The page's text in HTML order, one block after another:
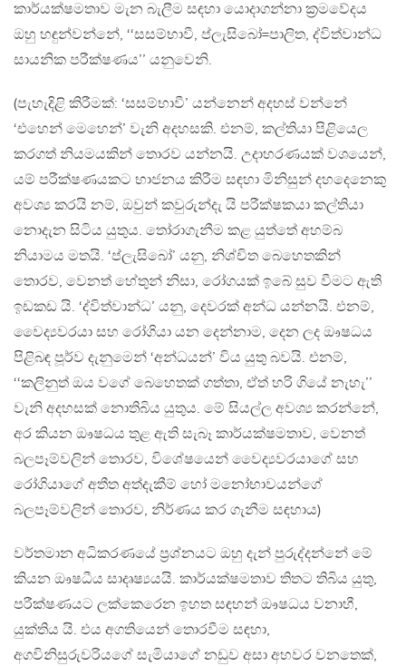
කාර්යක්ෂමතාව මැන බැලීම සඳහා යොදාගන්නා ක‍්‍රමවේදය
ඔහු හඳුන්වන්නේ, ‘‘සසම්භාවී, ප්ලැසිබෝ=පාලිත, ද්විත්වාන්ධ
සායනික පරීක්ෂණය’’ යනුවෙනි.
(පැහැදිළි කිරීමක්: ‘සසම්භාවී’ යන්නෙන් අදහස් වන්නේ
‘එහෙන් මෙහෙන්’ වැනි අදහසකි. එනම්, කල්තියා පිළියෙල
කරගත් නියමයකින් තොරව යන්නයි. උදාහරණයක් වශයෙන්,
යම් පරීක්ෂණයකට භාජනය කිරීම සඳහා මිනිසුන් දහදෙනෙකු
අවශ්‍ය කරයි නම්, ඔවුන් කවුරුන්දැ යි පරීක්ෂකයා කල්තියා
නොදැන සිටිය යුතුය. තෝරාගැනීම කළ යුත්තේ අහම්බ
නියාමය මතයි. ‘ප්ලැසිබෝ’ යනු, නිශ්චිත බෙහෙතකින්
තොරව, වෙනත් හේතුන් නිසා, රෝගයක් ඉබේ සුව වීමට ඇති
ඉඩකඩ යි. ‘ද්විත්වාන්ධ’ යනු, දෙවරක් අන්ධ යන්නයි. එනම්,
වෛද්‍යවරයා සහ රෝගියා යන දෙන්නාම, දෙන ලද ඖෂධය
පිළිබඳ පූර්ව දැනුමෙන් ‘අන්ධයන්’ විය යුතු බවයි. එනම්,
‘‘කලිනුත් ඔය වගේ බෙහෙතක් ගත්තා, ඒත් හරි ගියේ නැහැ’’
වැනි අදහසක් නොතිබිය යුතුය. මේ සියල්ල අවශ්‍ය කරන්නේ,
අර කියන ඖෂධය තුළ ඇති සැබෑ කාර්යක්ෂමතාව, වෙනත්
බලපෑම්වලින් තොරව, විශේෂයෙන් වෛද්‍යවරයාගේ සහ
රෝගියාගේ අතීත අත්දැකීම් හෝ මනෝභාවයන්ගේ
බලපෑම්වලින් තොරව, නිර්ණය කර ගැනීම සඳහාය)
වර්තමාන අධිකරණයේ ප‍්‍රශ්නයට ඔහු දැන් පුරුද්දන්නේ මේ
කියන ඖෂධීය සාදෘෂ්‍යයයි. කාර්යක්ෂමතාව තිතට තිබිය යුතු,
පරීක්ෂණයට ලක්කෙරෙන ඉහත සඳහන් ඖෂධය වනාහී,
යුක්තිය යි. එය අගතියෙන් තොරවීම සඳහා,
අගවිනිසුරුවරියගේ සැමියාගේ නඩුව අසා අහවර වනතෙක්,